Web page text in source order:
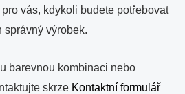
vás, kdykoli budete potřebovat
správný výrobek.
barevnou kombinaci nebo
skrze Kontaktní formulář